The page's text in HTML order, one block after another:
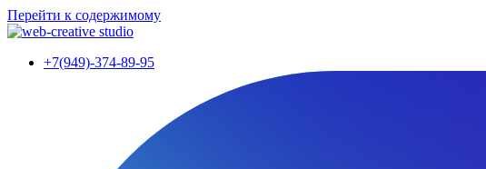
Перейти к содержимому
+7(949)-374-89-95